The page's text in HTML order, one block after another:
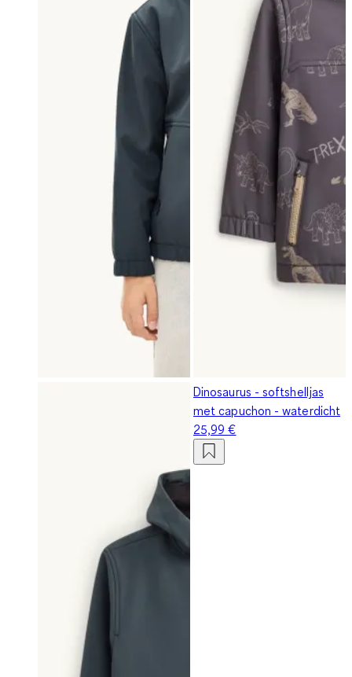
Dinosaurus - softshelljas
met capuchon - waterdicht
25,99 €